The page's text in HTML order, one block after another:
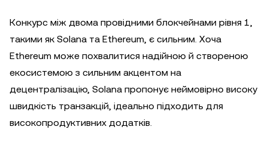
Конкурс між двома провідними блокчейнами рівня 1,
такими як Solana та Ethereum, є сильним. Хоча
Ethereum може похвалитися надійною й створеною
екосистемою з сильним акцентом на
децентралізацію, Solana пропонує неймовірно високу
швидкість транзакцій, ідеально підходить для
високопродуктивних додатків.